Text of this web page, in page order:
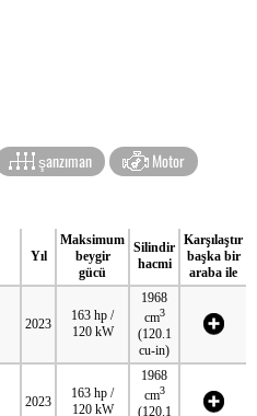
şanzıman Motor
Yıl
Maksimum
beygir
gücü
Silindir
hacmi
Karşılaştır
başka bir
araba ile
2023
163 hp /
120 kW
1968
cm3
(120.1
cu-in)
2023
163 hp /
120 kW
1968
cm3
(120.1